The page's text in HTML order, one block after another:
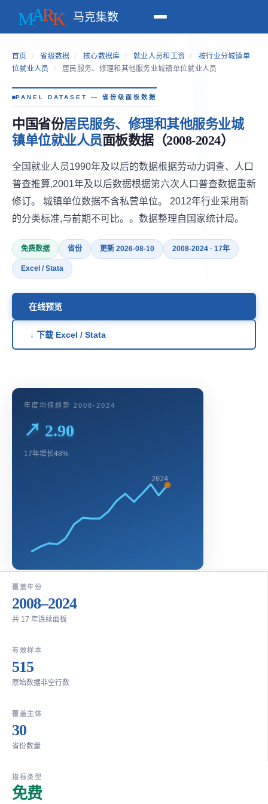
马克集数
首页 / 省级数据 / 核心数据库 / 就业人员和工资 /
按行业分城镇单
位就业人员
/ 居民服务、修理和其他服务业城镇单位就业人员
PANEL DATASET — 省份级面板数据
中国省份居民服务、修理和其他服务业城
镇单位就业人员面板数据（2008-2024）
全国就业人员1990年及以后的数据根据劳动力调查、人口
普查推算,2001年及以后数据根据第六次人口普查数据重新
修订。 城镇单位数据不含私营单位。 2012年行业采用新
的分类标准,与前期不可比。。数据整理自国家统计局。
免费数据 省份 更新 2026-08-10 2008-2024 · 17年
Excel / Stata
在线预览
↓ 下载 Excel / Stata
年度均值趋势 2008-2024
↗ 2.90
17年增长48%
2024
覆盖年份
2008–2024
共 17 年连续面板
有效样本
515
原始数据非空行数
覆盖主体
30
省份数量
指标类型
免费